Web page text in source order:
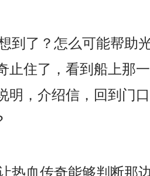
到了？怎么可能帮助
止住了，看到船上那
明，介绍信，回到门
热血传奇能够判断那